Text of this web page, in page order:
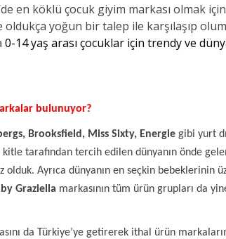
en köklü çocuk giyim markası olmak için
oldukça yoğun bir talep ile karşılaşıp
0-14 yaş arası çocuklar için trendy ve
bulunuyor?
Brooksfield, Miss Sixty, Energie gibi yurt
kitle tarafından tercih edilen dünyanın önde
olduk. Ayrıca dünyanın en seçkin
Graziella markasının tüm ürün grupları da
da Türkiye’ye getirerek ithal ürün